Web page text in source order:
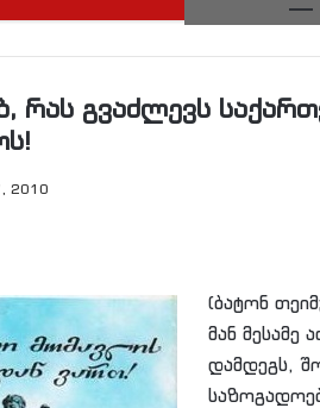
რას გვაძლევს
2010
(ბატონ
მან
დამდეგს,